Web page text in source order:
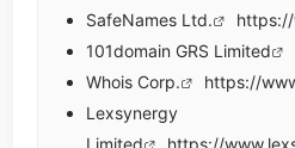
SafeNames Ltd.
101domain GRS Limited
Whois Corp.
https://
Lexsynergy
Limited
https://